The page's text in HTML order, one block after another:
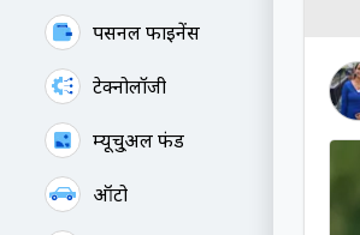
पर्सनल फाइनेंस
टेक्नोलॉजी
म्यूचु्अल फंड
ऑटो